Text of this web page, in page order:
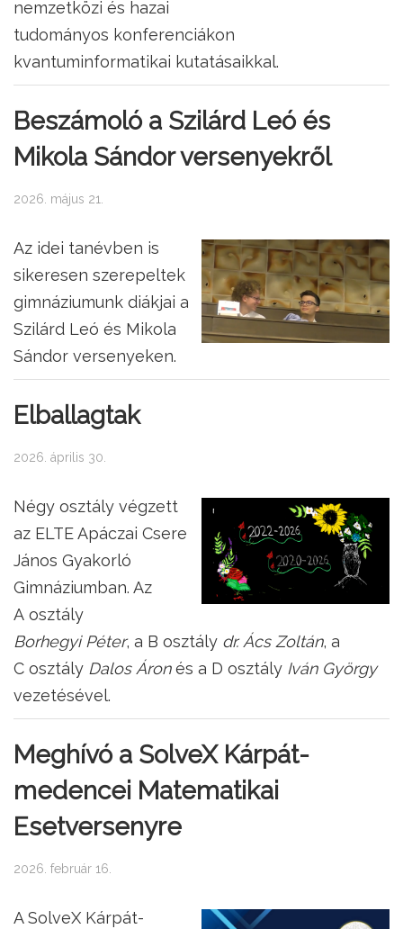
nemzetközi és hazai
tudományos konferenciákon
kvantuminformatikai kutatásaikkal.
Beszámoló a Szilárd Leó és
Mikola Sándor versenyekről
2026. május 21.
Az idei tanévben is
sikeresen szerepeltek
gimnáziumunk diákjai a
Szilárd Leó és Mikola
Sándor versenyeken.
Elballagtak
2026. április 30.
Négy osztály végzett
az ELTE Apáczai Csere
János Gyakorló
Gimnáziumban. Az
A osztály
Borhegyi Péter, a B osztály dr. Ács Zoltán, a
C osztály Dalos Áronés a D osztály Iván György
vezetésével.
Meghívó a SolveX Kárpát-
medencei Matematikai
Esetversenyre
2026. február 16.
A SolveX Kárpát-